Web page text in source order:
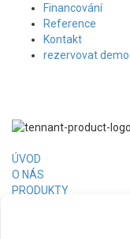
Financování
Reference
Kontakt
rezervovat demo
ÚVOD
O NÁS
PRODUKTY